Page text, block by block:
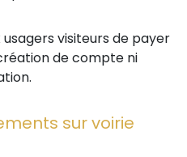
visiteurs de payer
de compte ni
sur voirie